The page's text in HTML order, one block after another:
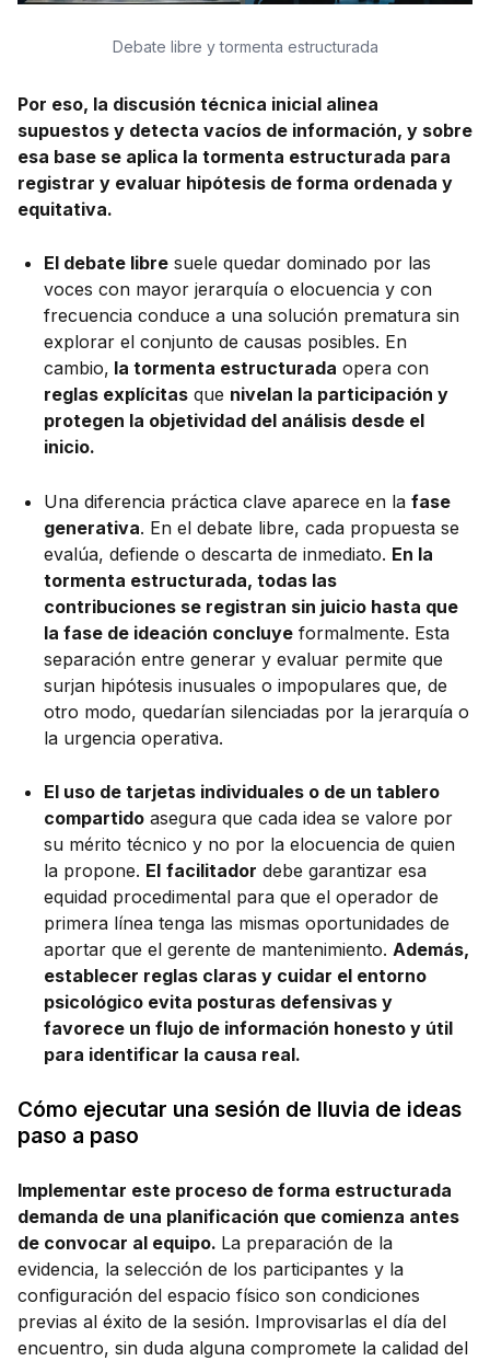
Debate libre y tormenta estructurada
Por eso, la discusión técnica inicial alinea
supuestos y detecta vacíos de información, y sobre
esa base se aplica la tormenta estructurada para
registrar y evaluar hipótesis de forma ordenada y
equitativa.
El debate libre suele quedar dominado por las
voces con mayor jerarquía o elocuencia y con
frecuencia conduce a una solución prematura sin
explorar el conjunto de causas posibles. En
cambio, la tormenta estructurada opera con
reglas explícitas que nivelan la participación y
protegen la objetividad del análisis desde el
inicio.
Una diferencia práctica clave aparece en la fase
generativa. En el debate libre, cada propuesta se
evalúa, defiende o descarta de inmediato. En la
tormenta estructurada, todas las
contribuciones se registran sin juicio hasta que
la fase de ideación concluye formalmente. Esta
separación entre generar y evaluar permite que
surjan hipótesis inusuales o impopulares que, de
otro modo, quedarían silenciadas por la jerarquía o
la urgencia operativa.
El uso de tarjetas individuales o de un tablero
compartido asegura que cada idea se valore por
su mérito técnico y no por la elocuencia de quien
la propone. El facilitador debe garantizar esa
equidad procedimental para que el operador de
primera línea tenga las mismas oportunidades de
aportar que el gerente de mantenimiento. Además,
establecer reglas claras y cuidar el entorno
psicológico evita posturas defensivas y
favorece un flujo de información honesto y útil
para identificar la causa real.
Cómo ejecutar una sesión de lluvia de ideas
paso a paso
Implementar este proceso de forma estructurada
demanda de una planificación que comienza antes
de convocar al equipo. La preparación de la
evidencia, la selección de los participantes y la
configuración del espacio físico son condiciones
previas al éxito de la sesión. Improvisarlas el día del
encuentro, sin duda alguna compromete la calidad del